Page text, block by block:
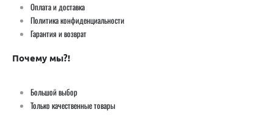
Оплата и доставка
Политика конфиденциальности
Гарантия и возврат
Почему мы?!
Большой выбор
Только качественные товары